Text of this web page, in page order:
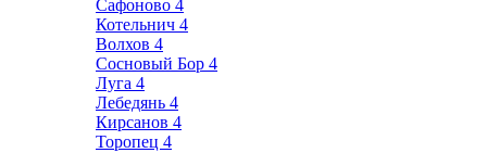
Сафоново 4
Котельнич 4
Волхов 4
Сосновый Бор 4
Луга 4
Лебедянь 4
Кирсанов 4
Торопец 4